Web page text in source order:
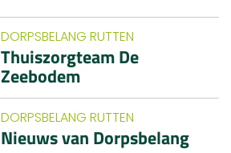
DORPSBELANG RUTTEN
Thuiszorgteam De
Zeebodem
DORPSBELANG RUTTEN
Nieuws van Dorpsbelang